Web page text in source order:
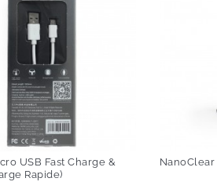
USB Fast Charge &
Rapide)